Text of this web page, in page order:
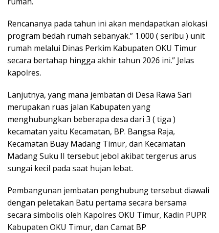
Rencananya pada tahun ini akan mendapatkan alokasi
program bedah rumah sebanyak.” 1.000 ( seribu ) unit
rumah melalui Dinas Perkim Kabupaten OKU Timur
secara bertahap hingga akhir tahun 2026 ini.” Jelas
kapolres.
Lanjutnya, yang mana jembatan di Desa Rawa Sari
merupakan ruas jalan Kabupaten yang
menghubungkan beberapa desa dari 3 ( tiga )
kecamatan yaitu Kecamatan, BP. Bangsa Raja,
Kecamatan Buay Madang Timur, dan Kecamatan
Madang Suku II tersebut jebol akibat tergerus arus
sungai kecil pada saat hujan lebat.
Pembangunan jembatan penghubung tersebut diawali
dengan peletakan Batu pertama secara bersama
secara simbolis oleh Kapolres OKU Timur, Kadin PUPR
Kabupaten OKU Timur, dan Camat BP